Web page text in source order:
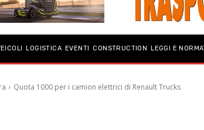
LOGISTICA EVENTI CONSTRUCTION LEGGI E
Quota 1000 per i camion elettrici di Renault Trucks